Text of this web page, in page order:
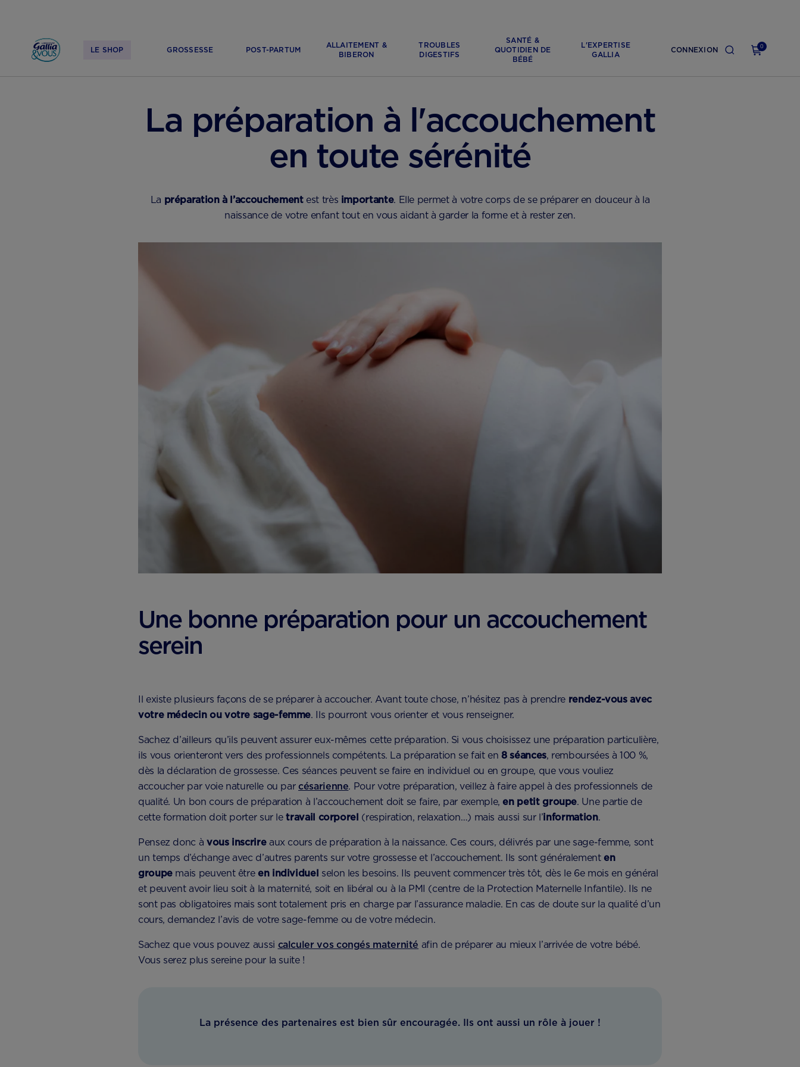
CONNEXION 0
LE SHOP GROSSESSE POST-PARTUM
ALLAITEMENT &
BIBERON
TROUBLES
DIGESTIFS
SANTÉ &
QUOTIDIEN DE
BÉBÉ
L'EXPERTISE
GALLIA
GROSSESSE
La préparation à l'accouchement
en toute sérénité
La préparation à l’accouchementest très importante. Elle permet à votre corps de se préparer en douceur à la
naissance de votre enfant tout en vous aidant à garder la forme et à rester zen.
Une bonne préparation pour un accouchement
serein
Il existe plusieurs façons de se préparer à accoucher. Avant toute chose, n’hésitez pas à prendre rendez-vous avec
votre médecin ou votre sage-femme. Ils pourront vous orienter et vous renseigner.
Sachez d’ailleurs qu’ils peuvent assurer eux-mêmes cette préparation. Si vous choisissez une préparation particulière,
ils vous orienteront vers des professionnels compétents. La préparation se fait en 8 séances, remboursées à 100 %,
dès la déclaration de grossesse. Ces séances peuvent se faire en individuel ou en groupe, que vous vouliez
accoucher par voie naturelle ou parcésarienne. Pour votre préparation, veillez à faire appel à des professionnels de
qualité. Un bon cours de préparation à l’accouchement doit se faire, par exemple,en petit groupe. Une partie de
cette formation doit porter sur letravail corporel (respiration, relaxation…) mais aussi sur l’information.
Pensez donc à vous inscrireaux cours de préparation à la naissance. Ces cours, délivrés par une sage-femme, sont
un temps d’échange avec d’autres parents sur votre grossesse et l’accouchement. Ils sont généralementen
groupemais peuvent êtreen individuel selon les besoins. Ils peuvent commencer très tôt, dès le 6e mois en général
et peuvent avoir lieu soit à la maternité, soit en libéral ou à la PMI (centre de la Protection Maternelle Infantile). Ils ne
sont pas obligatoires mais sont totalement pris en charge par l’assurance maladie. En cas de doute sur la qualité d’un
cours, demandez l’avis de votre sage-femme ou de votre médecin.
Sachez que vous pouvez aussi calculer vos congés maternité afin de préparer au mieux l’arrivée de votre bébé.
Vous serez plus sereine pour la suite !
La présence des partenaires est bien sûr encouragée. Ils ont aussi un rôle à jouer !